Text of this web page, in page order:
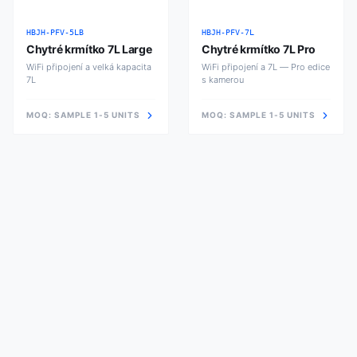
HBJH-PFV-5LB
Chytré krmítko 7L Large
WiFi připojení a velká kapacita
7L
MOQ: SAMPLE 1-5 UNITS
HBJH-PFV-7L
Chytré krmítko 7L Pro
WiFi připojení a 7L — Pro edice
s kamerou
MOQ: SAMPLE 1-5 UNITS